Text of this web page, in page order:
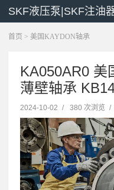
SKF液压泵|SKF注油
首页 > 美国KAYDON轴承
KA050AR0 美
薄壁轴承
2024-10-02 / 380 次浏览 /